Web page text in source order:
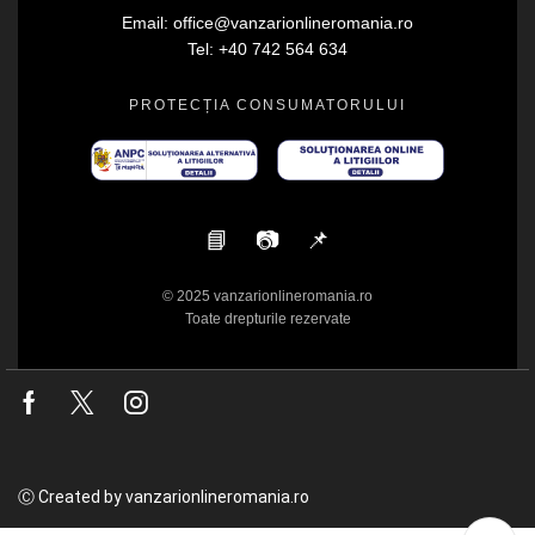
Email: office@vanzarionlineromania.ro
Tel: +40 742 564 634
PROTECȚIA CONSUMATORULUI
📘 📷 📌
© 2025 vanzarionlineromania.ro
Toate drepturile rezervate
Facebook
Twitter
Ⓒ Created by vanzarionlineromania.ro